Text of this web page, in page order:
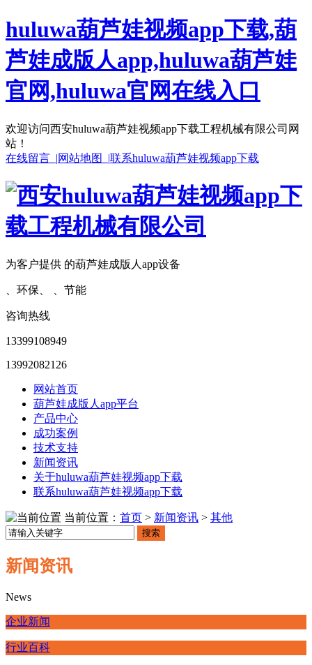
huluwa葫芦娃视频app下载,葫
芦娃成版人app,huluwa葫芦娃
官网,huluwa官网在线入口
欢迎访问西安huluwa葫芦娃视频app下载工程机械有限公司网
站！
在线留言 |网站地图 |联系huluwa葫芦娃视频app下载
为客户提供 的葫芦娃成版人app设备
、环保、 、节能
咨询热线
13399108949
13992082126
网站首页
葫芦娃成版人app平台
产品中心
成功案例
技术支持
新闻资讯
关于huluwa葫芦娃视频app下载
联系huluwa葫芦娃视频app下载
当前位置： 首页 > 新闻资讯 > 其他
搜索
新闻资讯
News
企业新闻
行业百科